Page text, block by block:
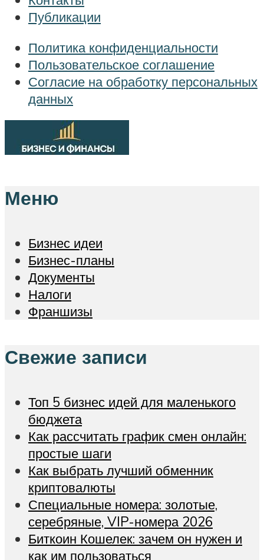
Публикации
Политика конфиденциальности
Пользовательское соглашение
Согласие на обработку персональных
данных
Меню
Бизнес идеи
Бизнес-планы
Документы
Налоги
Франшизы
Свежие записи
Топ 5 бизнес идей для маленького
бюджета
Как рассчитать график смен онлайн:
простые шаги
Как выбрать лучший обменник
криптовалюты
Специальные номера: золотые,
серебряные, VIP-номера 2026
Биткоин Кошелек: зачем он нужен и
как им пользоваться